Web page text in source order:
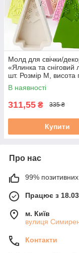
Молд для свічки/
«Ялинка та сніговий
шт. Розмір М, висота
12 см
В наявності
311,55 ₴ 335 ₴
Купити
Про нас
99% позитивних
Працює з
м. Київ
вулиця
Контакти